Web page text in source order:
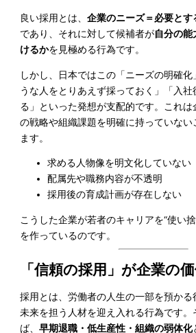
良い採用とは、企業のニーズ＝必要とす
であり、それに対して候補者が自分の能
けるかを見極める行為です。
しかし、日本ではこの「ニーズの明確
うな人をとりあえず採っておく」「入社
る」といった発想が支配的です。これは
の戦略や組織課題を明確に持っていない
ます。
求める人物像を明文化していない
配属先や職務内容が不透明
採用後の育成計画が存在しない
こうした企業が若者のキャリアを“使い
を作っているのです。
「信頼の採用」が企業の
採用とは、労働者の人生の一部を預か
未来を担う人材を迎え入れる行為です
ば、早期退職・低生産性・組織の弱体化